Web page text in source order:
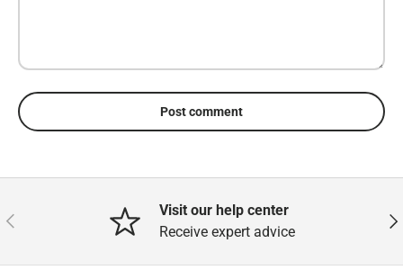
Post comment
Previous
Visit our help center
Receive expert advice